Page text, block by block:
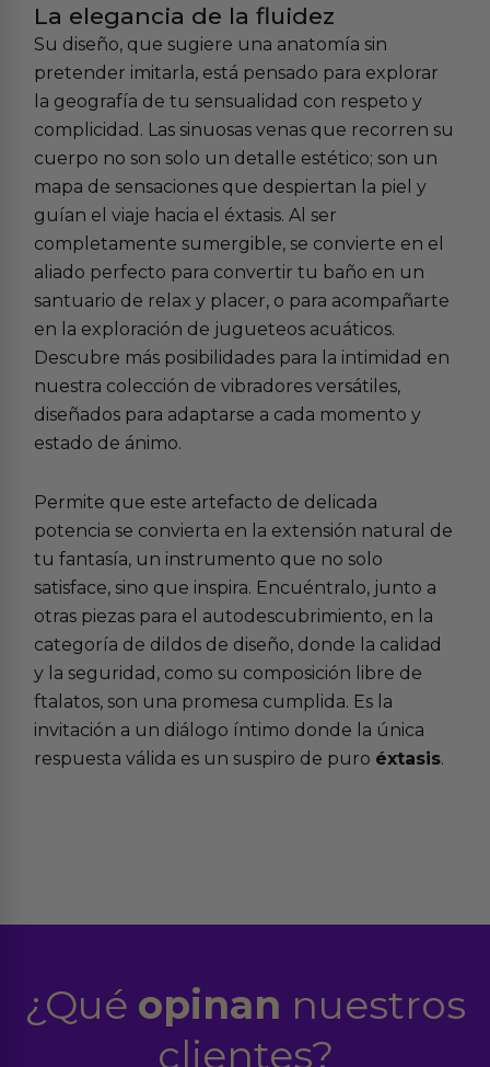
La elegancia de la fluidez
Su diseño, que sugiere una anatomía sin
pretender imitarla, está pensado para explorar
la geografía de tu sensualidad con respeto y
complicidad. Las sinuosas venas que recorren su
cuerpo no son solo un detalle estético; son un
mapa de sensaciones que despiertan la piel y
guían el viaje hacia el éxtasis. Al ser
completamente sumergible, se convierte en el
aliado perfecto para convertir tu baño en un
santuario de relax y placer, o para acompañarte
en la exploración de jugueteos acuáticos.
Descubre más posibilidades para la intimidad en
nuestra colección devibradores versátiles,
diseñados para adaptarse a cada momento y
estado de ánimo.
Permite que este artefacto de delicada
potencia se convierta en la extensión natural de
tu fantasía, un instrumento que no solo
satisface, sino que inspira. Encuéntralo, junto a
otras piezas para el autodescubrimiento, en la
categoría de dildos de diseño, donde la calidad
y la seguridad, como su composición libre de
ftalatos, son una promesa cumplida. Es la
invitación a un diálogo íntimo donde la única
respuesta válida es un suspiro de puro éxtasis.
¿Qué opinan nuestros
clientes?